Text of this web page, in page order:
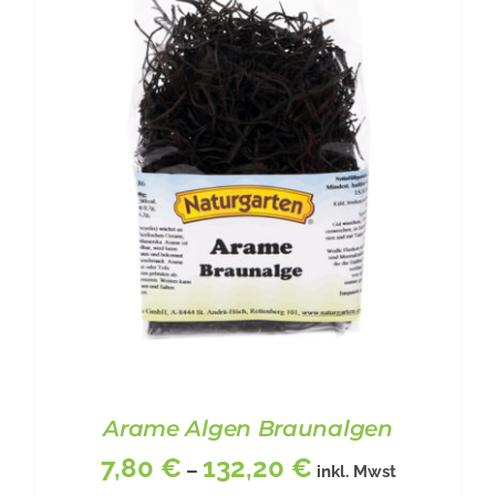
PRODUKT
WEIST
MEHRERE
VARIANTEN
AUF.
DIE
OPTIONEN
KÖNNEN
AUF
DER
PRODUKTSEITE
GEWÄHLT
WERDEN
Arame Algen Braunalgen
7,80 € – 132,20 € inkl. Mwst